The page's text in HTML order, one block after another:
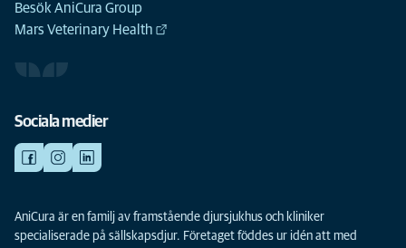
Besök AniCura Group
Mars Veterinary Health
Sociala medier
AniCura är en familj av framstående djursjukhus och kliniker
specialiserade på sällskapsdjur. Företaget föddes ur idén att med